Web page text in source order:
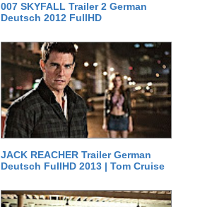
007 SKYFALL Trailer 2 German
Deutsch 2012 FullHD
JACK REACHER Trailer German
Deutsch FullHD 2013 | Tom Cruise